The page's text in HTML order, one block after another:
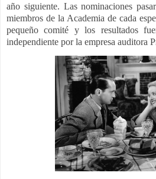
año siguiente. Las nominaciones
miembros de la Academia de cada
pequeño comité​ y los resultados
independiente por la empresa auditora